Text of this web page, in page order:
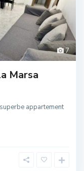
7
Marsa
appartement